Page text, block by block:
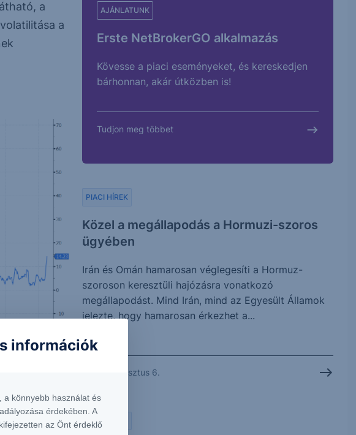
a
a
AJÁNLATUNK
Erste NetBrokerGO alkalmazás
Kövesse a piaci eseményeket, és kereskedjen
bárhonnan, akár útközben is!
Tudjon meg többet
Közel a megállapodás a Hormuzi-szoros
ügyében
PIACI HÍREK
Irán és Omán hamarosan véglegesíti a Hormuz-
szoroson keresztüli hajózásra vonatkozó
megállapodást. Mind Irán, mind az Egyesült Államok
jelezte, hogy hamarosan érkezhet a...
2026. augusztus 6.
PIACI HÍREK
információk
a könnyebb használat és
érdekében. A
az Önt érdeklő